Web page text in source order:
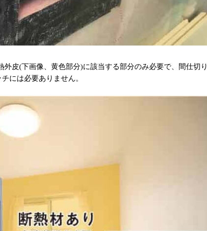
皮(下画像、黄色部分)に該当する部分のみ必要で、間仕切り
には必要ありません。